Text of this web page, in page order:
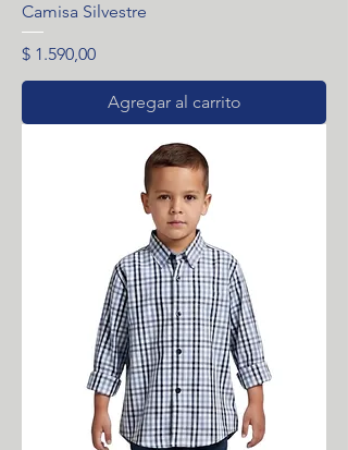
Camisa Silvestre
Precio
$ 1.590,00
Agregar al carrito